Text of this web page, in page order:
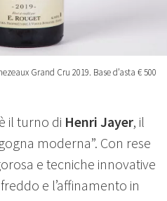
Grand Cru 2019. Base d’asta € 500
è il turno di Henri Jayer, il
moderna”. Con rese
e tecniche innovative
e l’affinamento in